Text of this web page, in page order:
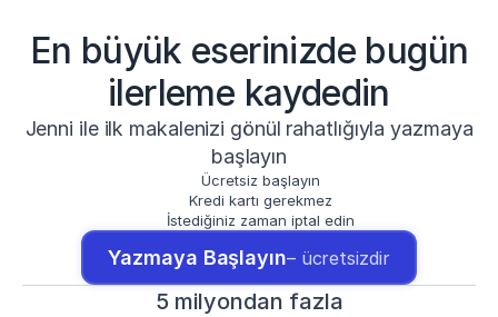
En büyük eserinizde bugün
ilerleme kaydedin
Jenni ile ilk makalenizi gönül rahatlığıyla yazmaya
başlayın
Ücretsiz başlayın
Kredi kartı gerekmez
İstediğiniz zaman iptal edin
Yazmaya Başlayın– ücretsizdir
5 milyondan fazla